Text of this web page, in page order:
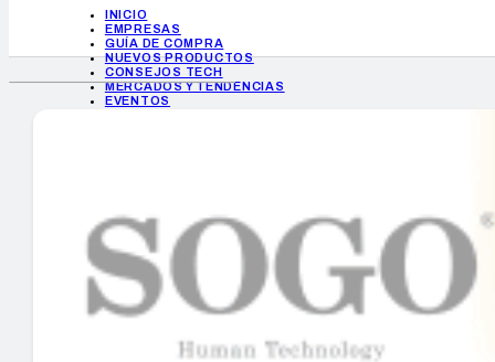
INICIO
EMPRESAS
GUÍA DE COMPRA
NUEVOS PRODUCTOS
CONSEJOS TECH
MERCADOS Y TENDENCIAS
EVENTOS
INICIO
EMPRESAS
GUÍA DE COMPRA